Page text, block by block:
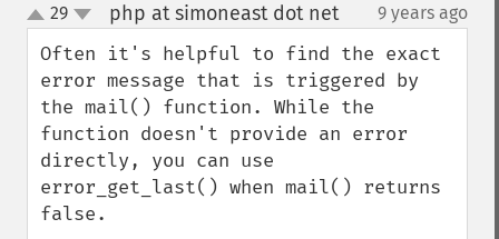
up
down
29 php at simoneast dot net¶ 9 years ago
Often it's helpful to find the exact
error message that is triggered by
the mail() function. While the
function doesn't provide an error
directly, you can use
error_get_last() when mail() returns
false.